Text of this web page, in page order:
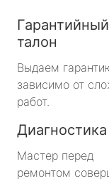
Гарантийный
талон
Выдаем
зависимо от
работ.
Диагностика
Мастер перед
ремонтом